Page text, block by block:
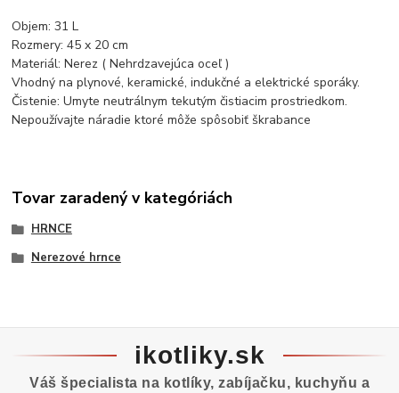
Objem: 31 L
Rozmery: 45 x 20 cm
Materiál: Nerez ( Nehrdzavejúca oceľ )
Vhodný na plynové, keramické, indukčné a elektrické sporáky.
Čistenie: Umyte neutrálnym tekutým čistiacim prostriedkom.
Nepoužívajte náradie ktoré môže spôsobiť škrabance
Tovar zaradený v kategóriách
HRNCE
Nerezové hrnce
ikotliky.sk
Váš špecialista na kotlíky, zabíjačku, kuchyňu a